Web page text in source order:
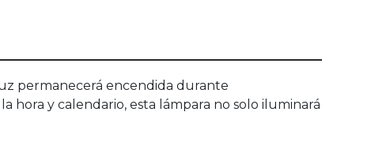
permanecerá encendida durante
hora y calendario, esta lámpara no solo iluminará